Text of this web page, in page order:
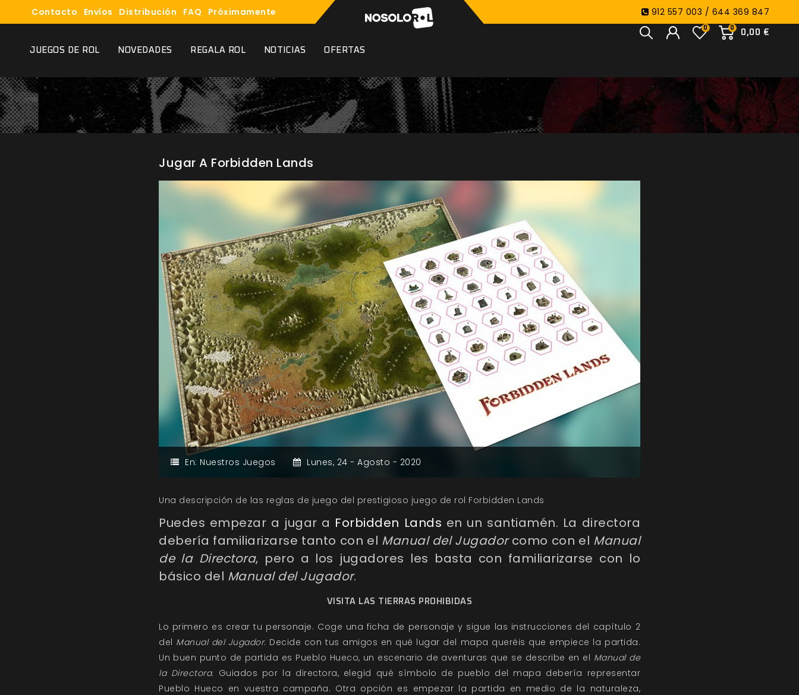
Contacto Envíos Distribución FAQ Próximamente 912 557 003 / 644 369 847
0
0,00 €
0
JUEGOS DE ROL NOVEDADES REGALA ROL NOTICIAS OFERTAS
Jugar A Forbidden Lands
En: Nuestros Juegos Lunes, 24 - Agosto - 2020
Una descripción de las reglas de juego del prestigioso juego de rol Forbidden Lands
Puedes empezar a jugar a Forbidden Lands en un santiamén. La directora
debería familiarizarse tanto con el Manual del Jugadorcomo con el Manual
de la Directora, pero a los jugadores les basta con familiarizarse con lo
básico del Manual del Jugador.
VISITA LAS TIERRAS PROHIBIDAS
Lo primero es crear tu personaje. Coge una ficha de personaje y sigue las instrucciones del capítulo 2
del Manual del Jugador. Decide con tus amigos en qué lugar del mapa queréis que empiece la partida.
Un buen punto de partida es Pueblo Hueco, un escenario de aventuras que se describe en el Manual de
la Directora. Guiados por la directora, elegid qué símbolo de pueblo del mapa debería representar
Pueblo Hueco en vuestra campaña. Otra opción es empezar la partida en medio de la naturaleza,